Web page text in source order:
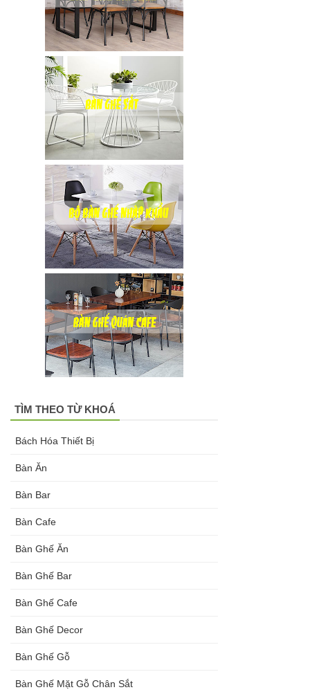
Bàn tròn
cafe tiếp
khách mặt
đá trắng,
đen, xám
chân trụ
thép sơn
tĩnh điện
màu đen,
Bộ bàn tròn
mặt đá
vàng ghế
nhung xanh
rêu, xanh
coban tiếp
khách sang
cho quán
cafe, nhà
hàng
vintage tại
nhựa cafe
tiếp khách
TÌM THEO TỪ KHOÁ
Bách Hóa Thiết Bị
Bàn Ăn
Bàn Bar
Bàn Cafe
Bàn Ghế Ăn
Bàn Ghế Bar
Bàn Ghế Cafe
Bàn Ghế Decor
Bàn Ghế Gỗ
Bàn Ghế Mặt Gỗ Chân Sắt